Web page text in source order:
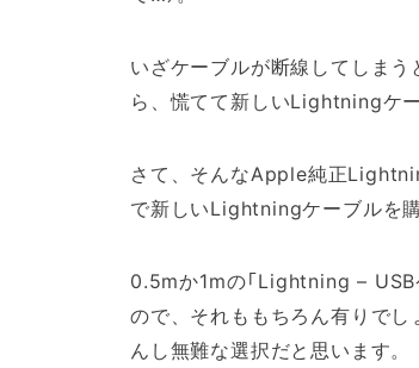
いざケーブルが断線してしま
ら、慌てて新しいLightningケ
さて、そんなApple純正
で新しいLightningケーブルを
0.5mか1mの「Lightning – USB
ので、それももちろん有りで
んし無難な選択だと思います。